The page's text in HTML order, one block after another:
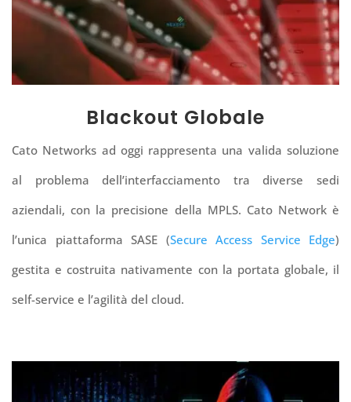
Blackout Globale
Cato Networks ad oggi rappresenta una valida soluzione
al problema dell’interfacciamento tra diverse sedi
aziendali, con la precisione della MPLS. Cato Network è
l’unica piattaforma SASE (Secure Access Service Edge)
gestita e costruita nativamente con la portata globale, il
self-service e l’agilità del cloud.